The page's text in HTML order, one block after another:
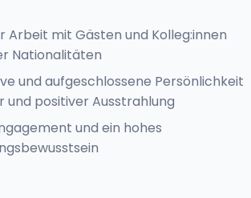
Arbeit mit Gästen und Kolleg:innen
Nationalitäten
und aufgeschlossene Persönlichkeit
und positiver Ausstrahlung
und ein hohes